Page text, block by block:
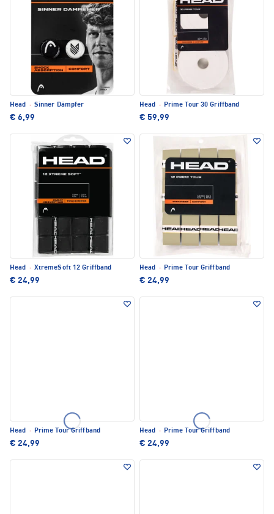
Head · Sinner Dämpfer
€ 6,99
Head · Prime Tour 30 Griffband
€ 59,99
Head · XtremeSoft 12 Griffband
€ 24,99
Head · Prime Tour Griffband
€ 24,99
Head · Prime Tour Griffband
€ 24,99
Head · Prime Tour Griffband
€ 24,99